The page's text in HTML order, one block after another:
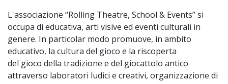
L'associazione “Rolling Theatre, School & Events” si
occupa di educativa, arti visive ed eventi culturali in
genere. In particolar modo promuove, in ambito
educativo, la cultura del gioco e la riscoperta
del gioco della tradizione e del giocattolo antico
attraverso laboratori ludici e creativi, organizzazione di